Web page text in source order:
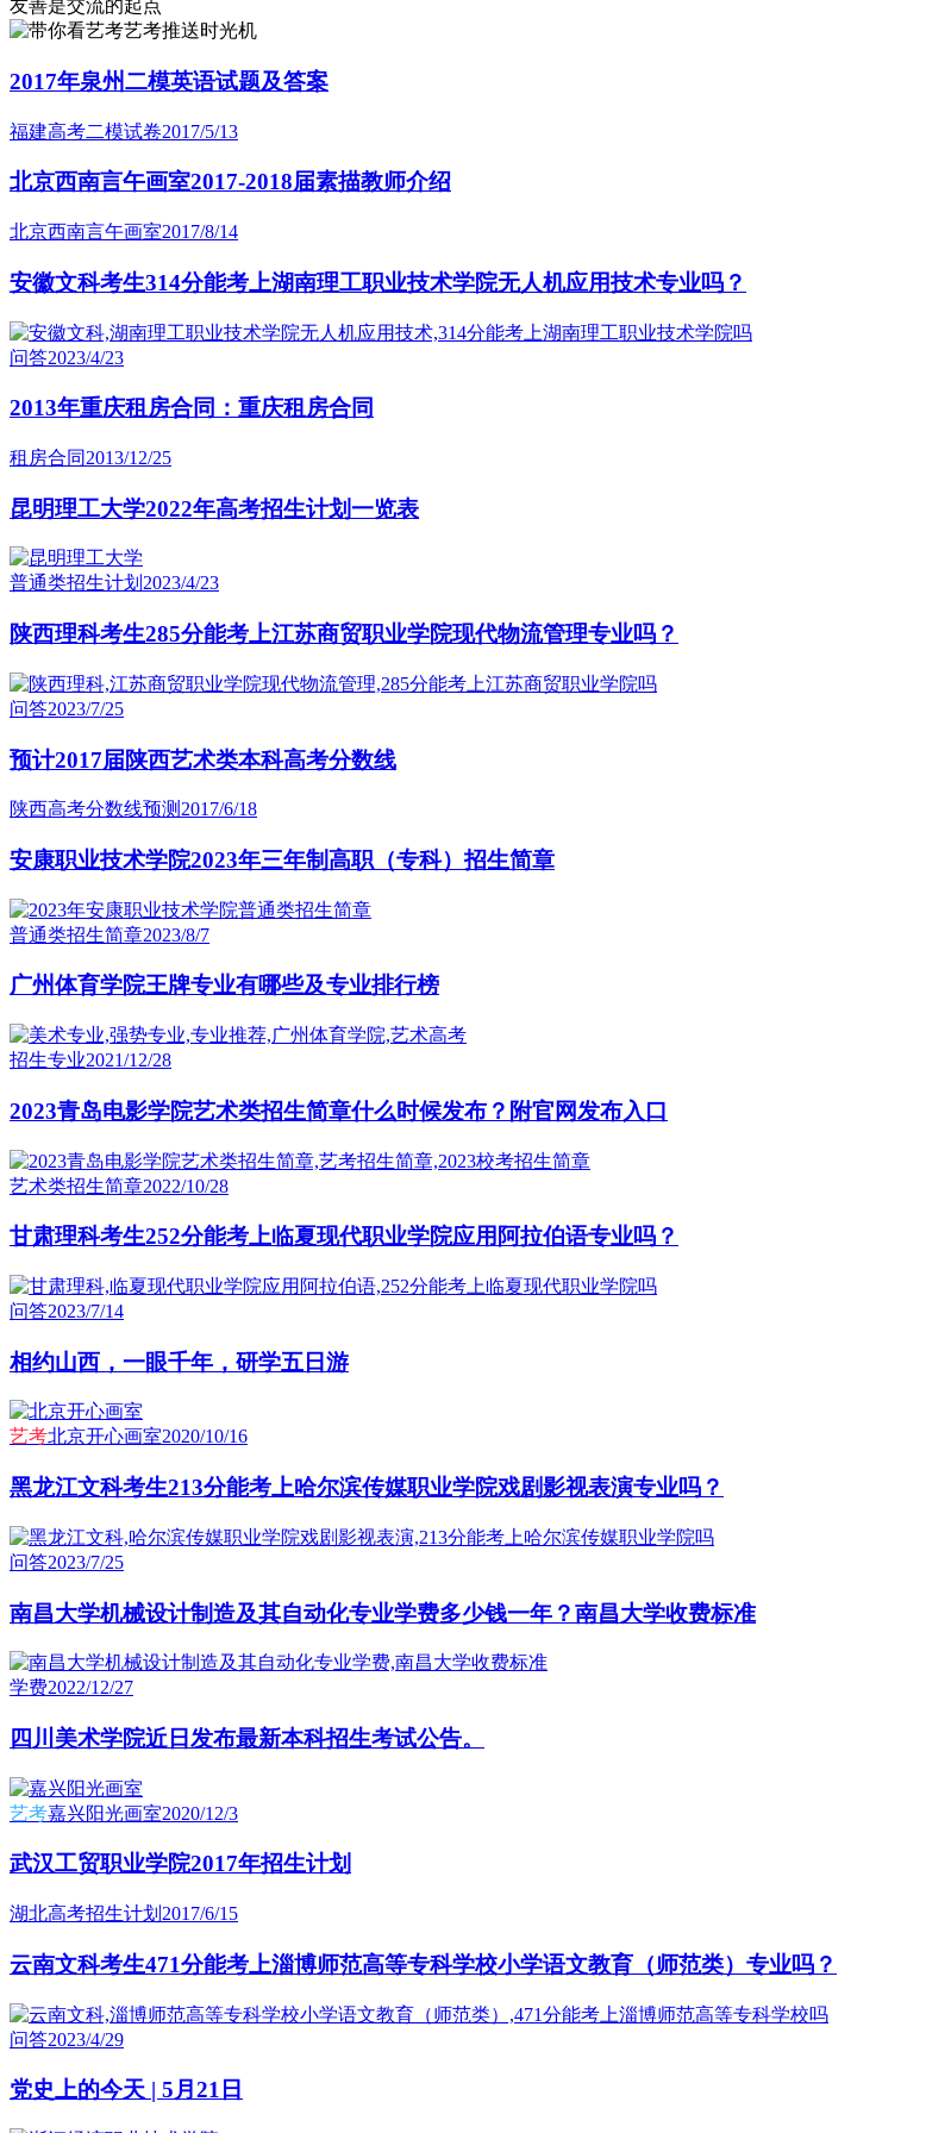
友善是交流的起点
艺考推送时光机
2017年泉州二模英语试题及答案
福建高考二模试卷2017/5/13
北京西南言午画室2017-2018届素描教师介绍
北京西南言午画室2017/8/14
安徽文科考生314分能考上湖南理工职业技术学院无人机应用技术专业吗？
问答2023/4/23
2013年重庆租房合同：重庆租房合同
租房合同 2013/12/25
昆明理工大学2022年高考招生计划一览表
普通类招生计划 2023/4/23
陕西理科考生285分能考上江苏商贸职业学院现代物流管理专业吗？
问答2023/7/25
预计2017届陕西艺术类本科高考分数线
陕西高考分数线预测 2017/6/18
安康职业技术学院2023年三年制高职（专科）招生简章
普通类招生简章2023/8/7
广州体育学院王牌专业有哪些及专业排行榜
招生专业2021/12/28
2023青岛电影学院艺术类招生简章什么时候发布？附官网发布入口
艺术类招生简章2022/10/28
甘肃理科考生252分能考上临夏现代职业学院应用阿拉伯语专业吗？
问答2023/7/14
相约山西，一眼千年，研学五日游
艺考北京开心画室2020/10/16
黑龙江文科考生213分能考上哈尔滨传媒职业学院戏剧影视表演专业吗？
问答2023/7/25
南昌大学机械设计制造及其自动化专业学费多少钱一年？南昌大学收费标准
学费2022/12/27
四川美术学院近日发布最新本科招生考试公告。
艺考嘉兴阳光画室2020/12/3
武汉工贸职业学院2017年招生计划
湖北高考招生计划 2017/6/15
云南文科考生471分能考上淄博师范高等专科学校小学语文教育（师范类）专业吗？
问答2023/4/29
党史上的今天 | 5月21日